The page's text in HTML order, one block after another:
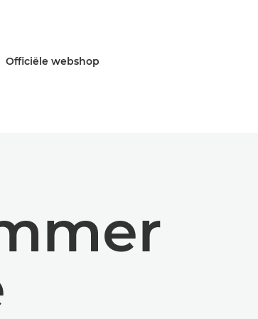
Officiële webshop